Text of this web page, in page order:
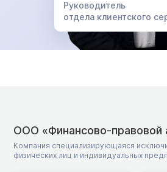
Руководитель
отдела клиентского
ООО «Финансово-правовой
Компания специализирующаяся
физических лиц и индивидуальных